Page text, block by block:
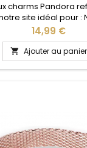
charms Pandora
site idéal pour :
anniversaire
Prix
14,99 €
 Ajouter au panier